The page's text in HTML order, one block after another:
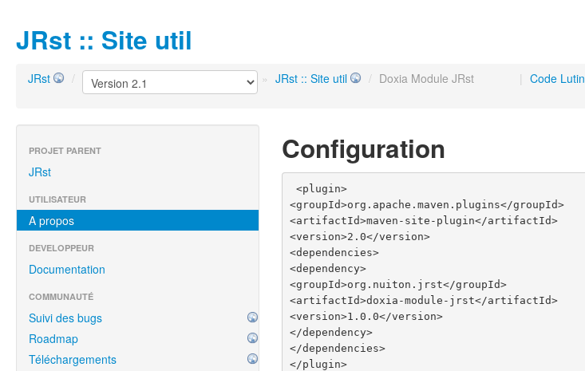
JRst :: Site util
JRst / » JRst :: Site util / Doxia Module JRst | Code Lutin
PROJET PARENT
JRst
UTILISATEUR
A propos
DEVELOPPEUR
Documentation
COMMUNAUTÉ
Suivi des bugs
Roadmap
Téléchargements
Configuration
<plugin>
<groupId>org.apache.maven.plugins</groupId>
<artifactId>maven-site-plugin</artifactId>
<version>2.0</version>
<dependencies>
<dependency>
<groupId>org.nuiton.jrst</groupId>
<artifactId>doxia-module-jrst</artifactId>
<version>1.0.0</version>
</dependency>
</dependencies>
</plugin>